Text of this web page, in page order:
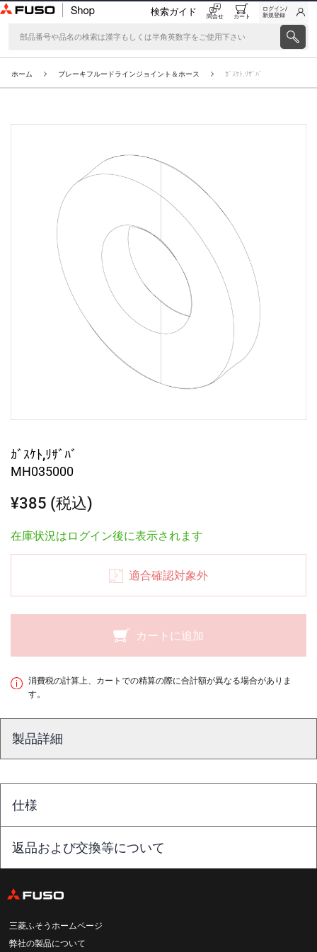
検索ガイド 問合せ カート
ログイン/
新規登録
ホーム ブレーキフルードラインジョイント＆ホース ｶﾞｽｹﾄ,ﾘｻﾞﾊﾞ
ｶﾞｽｹﾄ,ﾘｻﾞﾊﾞ
MH035000
¥385 (税込)
在庫状況はログイン後に表示されます
適合確認対象外
カートに追加
消費税の計算上、カートでの精算の際に合計額が異なる場合がありま
す。
製品詳細
仕様
返品および交換等について
三菱ふそうホームページ
弊社の製品について